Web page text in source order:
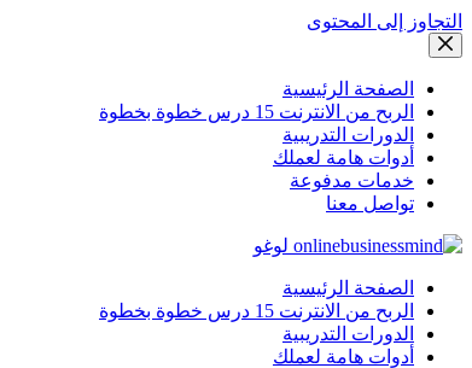
التجاوز إلى المحتوى
الصفحة الرئيسية
الربح من الانترنت 15 درس خطوة بخطوة
الدورات التدريبية
أدوات هامة لعملك
خدمات مدفوعة
تواصل معنا
الصفحة الرئيسية
الربح من الانترنت 15 درس خطوة بخطوة
الدورات التدريبية
أدوات هامة لعملك